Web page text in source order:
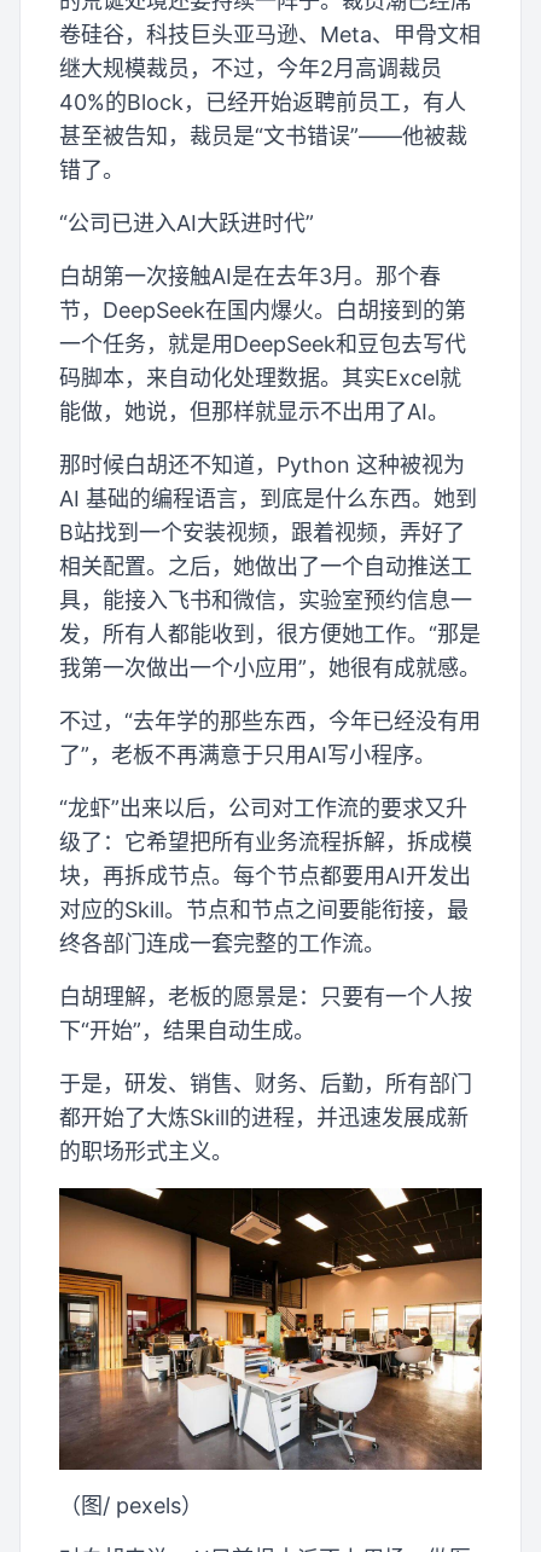
卷硅谷，科技巨头亚马逊、Meta、甲骨文相
继大规模裁员，不过，今年2月高调裁员
40%的Block，已经开始返聘前员工，有人
甚至被告知，裁员是“文书错误”——他被裁
错了。
“公司已进入AI大跃进时代”
白胡第一次接触AI是在去年3月。那个春
节，DeepSeek在国内爆火。白胡接到的第
一个任务，就是用DeepSeek和豆包去写代
码脚本，来自动化处理数据。其实Excel就
能做，她说，但那样就显示不出用了AI。
那时候白胡还不知道，Python 这种被视为
AI 基础的编程语言，到底是什么东西。她到
B站找到一个安装视频，跟着视频，弄好了
相关配置。之后，她做出了一个自动推送工
具，能接入飞书和微信，实验室预约信息一
发，所有人都能收到，很方便她工作。“那是
我第一次做出一个小应用”，她很有成就感。
不过，“去年学的那些东西，今年已经没有用
了”，老板不再满意于只用AI写小程序。
“龙虾”出来以后，公司对工作流的要求又升
级了：它希望把所有业务流程拆解，拆成模
块，再拆成节点。每个节点都要用AI开发出
对应的Skill。节点和节点之间要能衔接，最
终各部门连成一套完整的工作流。
白胡理解，老板的愿景是：只要有一个人按
下“开始”，结果自动生成。
于是，研发、销售、财务、后勤，所有部门
都开始了大炼Skill的进程，并迅速发展成新
的职场形式主义。
（图/ pexels）